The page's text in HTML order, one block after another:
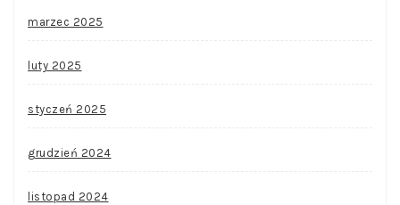
marzec 2025
luty 2025
styczeń 2025
grudzień 2024
listopad 2024